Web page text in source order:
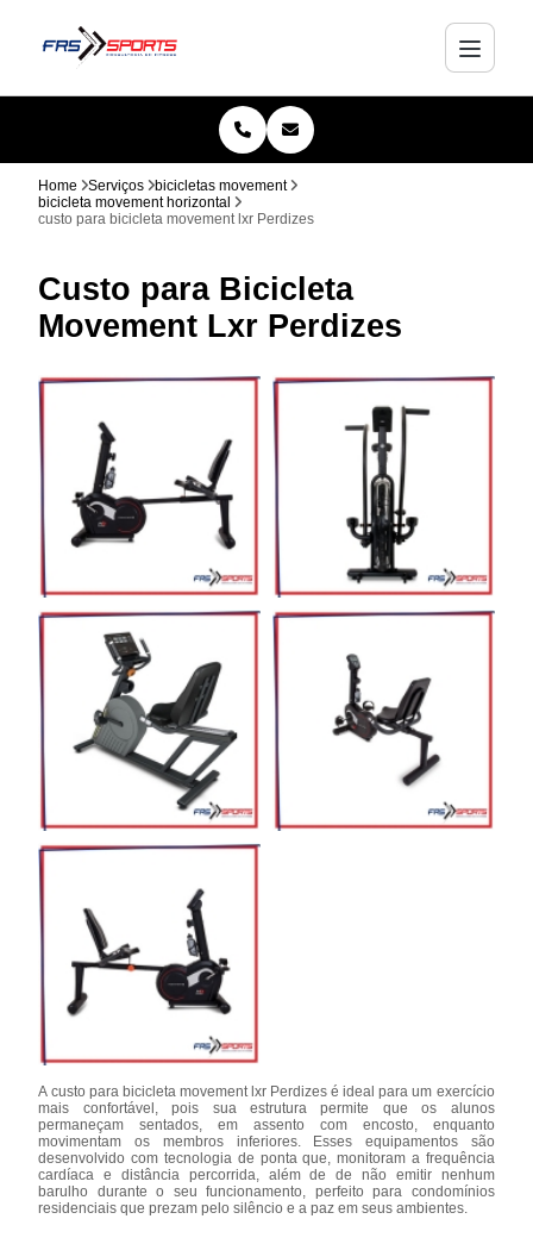
Home Serviços
bicicletas movement
bicicleta movement horizontal
custo para bicicleta movement lxr Perdizes
Custo para Bicicleta
Movement Lxr Perdizes
A custo para bicicleta movement lxr Perdizes é ideal para um exercício
mais confortável, pois sua estrutura permite que os alunos
permaneçam sentados, em assento com encosto, enquanto
movimentam os membros inferiores. Esses equipamentos são
desenvolvido com tecnologia de ponta que, monitoram a frequência
cardíaca e distância percorrida, além de de não emitir nenhum
barulho durante o seu funcionamento, perfeito para condomínios
residenciais que prezam pelo silêncio e a paz em seus ambientes.